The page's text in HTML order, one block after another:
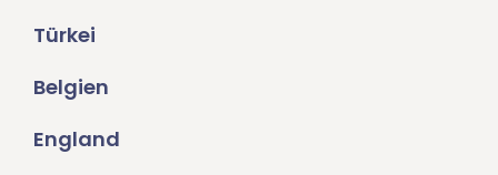
Türkei
Belgien
England